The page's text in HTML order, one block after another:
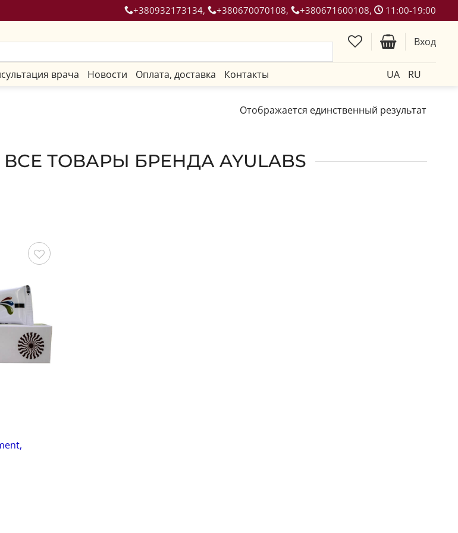
+380932173134, +380670070108, +380671600108, 11:00-19:00
Вход
врача Новости Оплата, доставка Контакты UA RU
Отображается единственный результат
ВСЕ ТОВАРЫ БРЕНДА AYULABS